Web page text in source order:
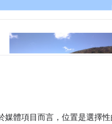
媒體項目而言，位置是選擇